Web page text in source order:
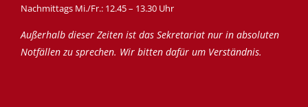
Nachmittags Mi./Fr.: 12.45 – 13.30 Uhr
Außerhalb dieser Zeiten ist das Sekretariat nur in absoluten
Notfällen zu sprechen. Wir bitten dafür um Verständnis.